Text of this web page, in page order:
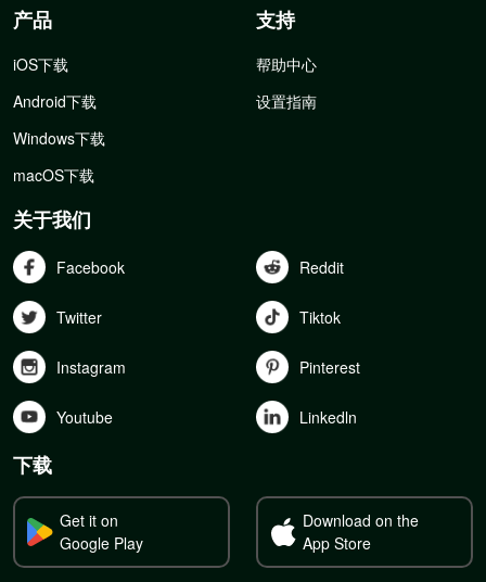
产品
iOS下载
Android下载
Windows下载
macOS下载
支持
帮助中心
设置指南
关于我们
Facebook Reddit
Twitter Tiktok
Instagram Pinterest
Youtube Linkedln
下载
Get it on
Google Play
Download on the
App Store